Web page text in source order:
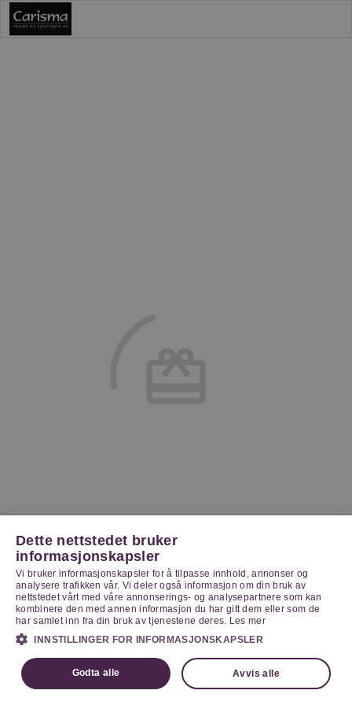
Dette nettstedet bruker
informasjonskapsler
Vi bruker informasjonskapsler for å tilpasse innhold, annonser og
analysere trafikken vår. Vi deler også informasjon om din bruk av
nettstedet vårt med våre annonserings- og analysepartnere som kan
kombinere den med annen informasjon du har gitt dem eller som de
har samlet inn fra din bruk av tjenestene deres. Les mer
INNSTILLINGER FOR INFORMASJONSKAPSLER
Godta alle Avvis alle